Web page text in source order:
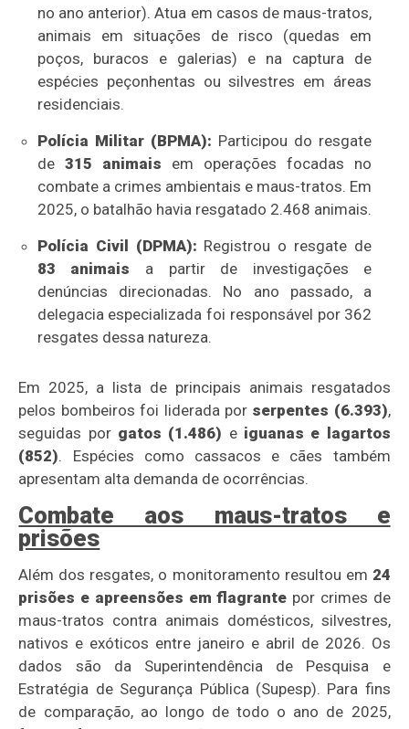
no ano anterior). Atua em casos de maus-tratos,
animais em situações de risco (quedas em
poços, buracos e galerias) e na captura de
espécies peçonhentas ou silvestres em áreas
residenciais.
Polícia Militar (BPMA): Participou do resgate
de 315 animais em operações focadas no
combate a crimes ambientais e maus-tratos. Em
2025, o batalhão havia resgatado 2.468 animais.
Polícia Civil (DPMA): Registrou o resgate de
83 animais a partir de investigações e
denúncias direcionadas. No ano passado, a
delegacia especializada foi responsável por 362
resgates dessa natureza.
Em 2025, a lista de principais animais resgatados
pelos bombeiros foi liderada por serpentes (6.393),
seguidas por gatos (1.486) e iguanas e lagartos
(852). Espécies como cassacos e cães também
apresentam alta demanda de ocorrências.
Combate aos maus-tratos e
prisões
Além dos resgates, o monitoramento resultou em 24
prisões e apreensões em flagrante por crimes de
maus-tratos contra animais domésticos, silvestres,
nativos e exóticos entre janeiro e abril de 2026. Os
dados são da Superintendência de Pesquisa e
Estratégia de Segurança Pública (Supesp). Para fins
de comparação, ao longo de todo o ano de 2025,